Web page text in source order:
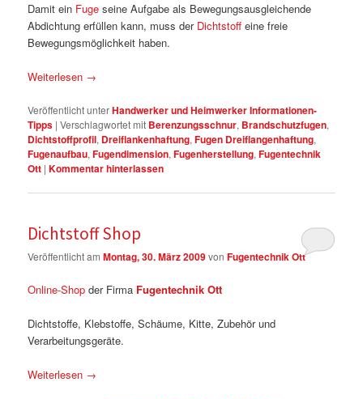
Damit ein Fuge seine Aufgabe als Bewegungsausgleichende
Abdichtung erfüllen kann, muss der Dichtstoff eine freie
Bewegungsmöglichkeit haben.
Weiterlesen →
Veröffentlicht unterHandwerker und Heimwerker Informationen-
Tipps |Verschlagwortet mit Berenzungsschnur, Brandschutzfugen,
Dichtstoffprofil, Dreiflankenhaftung,Fugen Dreiflangenhaftung,
Fugenaufbau,Fugendimension,Fugenherstellung,Fugentechnik
Ott |Kommentar hinterlassen
Dichtstoff Shop
Veröffentlicht amMontag, 30. März 2009vonFugentechnik Ott
Online-Shop der Firma Fugentechnik Ott
Dichtstoffe, Klebstoffe, Schäume, Kitte, Zubehör und
Verarbeitungsgeräte.
Weiterlesen →